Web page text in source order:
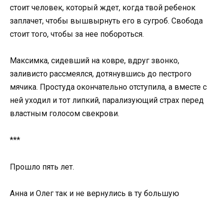
стоит человек, который ждет, когда твой ребенок
заплачет, чтобы вышвырнуть его в сугроб. Свобода
стоит того, чтобы за нее побороться.
Максимка, сидевший на ковре, вдруг звонко,
заливисто рассмеялся, дотянувшись до пестрого
мячика. Простуда окончательно отступила, а вместе с
ней уходил и тот липкий, парализующий страх перед
властным голосом свекрови.
***
Прошло пять лет.
Анна и Олег так и не вернулись в ту большую